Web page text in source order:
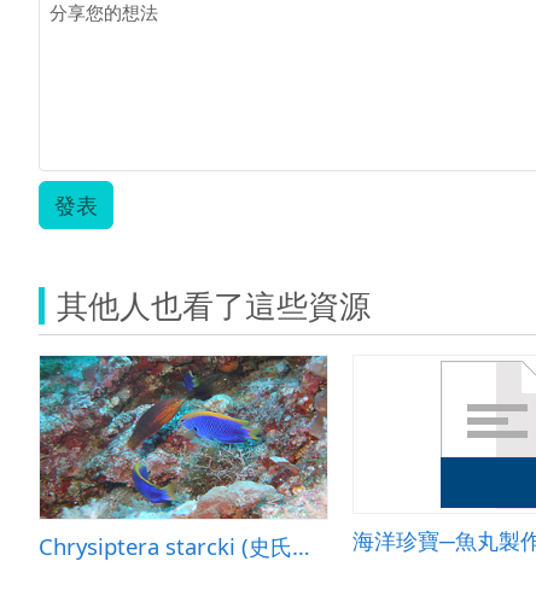
發表
其他人也看了這些資源
Chrysiptera starcki (史氏刻齒雀鯛) 海洋珍寶─魚丸製